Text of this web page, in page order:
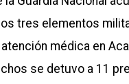
tres elementos
médica en
se detuvo a 11